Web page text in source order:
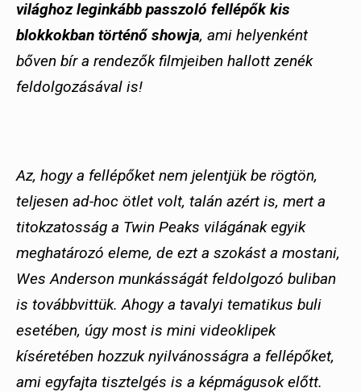
világhoz leginkább passzoló fellépők kis
blokkokban történő showja, ami helyenként
bőven bír a rendezők filmjeiben hallott zenék
feldolgozásával is!
Az, hogy a fellépőket nem jelentjük be rögtön,
teljesen ad-hoc ötlet volt, talán azért is, mert a
titokzatosság a Twin Peaks világának egyik
meghatározó eleme, de ezt a szokást a mostani,
Wes Anderson munkásságát feldolgozó buliban
is továbbvittük. Ahogy a tavalyi tematikus buli
esetében, úgy most is mini videoklipek
kíséretében hozzuk nyilvánosságra a fellépőket,
ami egyfajta tisztelgés is a képmágusok előtt.